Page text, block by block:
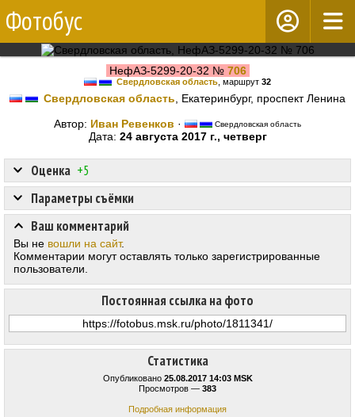
Фотобус
НефАЗ-5299-20-32 № 706
Свердловская область , маршрут 32
Свердловская область , Екатеринбург, проспект Ленина
Автор: Иван Ревенков · Свердловская область
Дата: 24 августа 2017 г., четверг
Статистика
Опубликовано 25.08.2017 14:03 MSK
Просмотров — 383
Подробная информация
Оценка +5
Постоянная ссылка на фото
Параметры съёмки
Ваш комментарий
Вы не вошли на сайт.
Комментарии могут оставлять только зарегистрированные
пользователи.